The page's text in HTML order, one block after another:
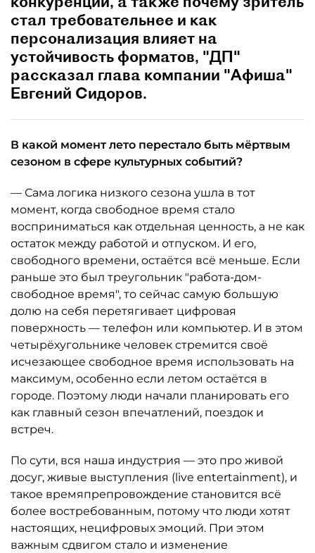
стал требовательнее и как
персонализация влияет на
устойчивость форматов, "ДП"
рассказал глава компании "Афиша"
Евгений Сидоров.
В какой момент лето перестало быть мёртвым
сезоном в сфере культурных событий?
— Сама логика низкого сезона ушла в тот
момент, когда свободное время стало
восприниматься как отдельная ценность, а не как
остаток между работой и отпуском. И его,
свободного времени, остаётся всё меньше. Если
раньше это был треугольник "работа-дом-
свободное время", то сейчас самую большую
долю на себя перетягивает цифровая
поверхность — телефон или компьютер. И в этом
четырёхугольнике человек стремится своё
исчезающее свободное время использовать на
максимум, особенно если летом остаётся в
городе. Поэтому люди начали планировать его
как главный сезон впечатлений, поездок и
встреч.
По сути, вся наша индустрия — это про живой
досуг, живые выступления (live entertainment), и
такое времяпрепровождение становится всё
более востребованным, потому что люди хотят
настоящих, нецифровых эмоций. При этом
важным сдвигом стало и изменение